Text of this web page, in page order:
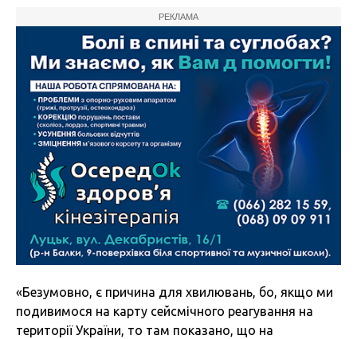
РЕКЛАМА
«Безумовно, є причина для хвилювань, бо, якщо ми
подивимося на карту сейсмічного реагування на
території України, то там показано, що на